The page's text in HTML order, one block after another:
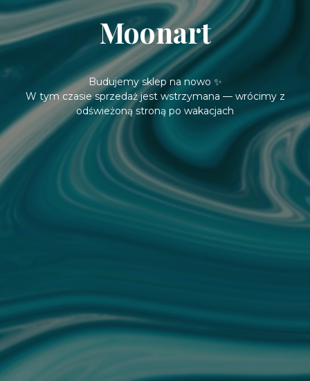
Moonart
Budujemy sklep na nowo ✨
W tym czasie sprzedaż jest wstrzymana — wrócimy z
odświeżoną stroną po wakacjach